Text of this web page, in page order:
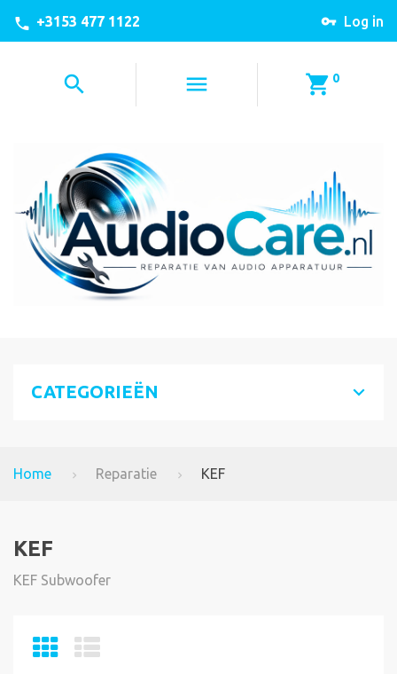
Log in
+3153 477 1122
0
CATEGORIEËN
Home Reparatie KEF
KEF
KEF Subwoofer